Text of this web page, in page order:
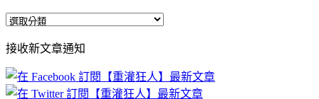
全
文
章
分
接收新文章通知